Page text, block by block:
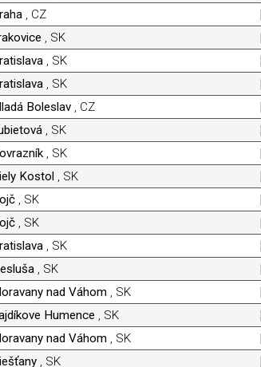
, CZ
, SK
, SK
, SK
Boleslav , CZ
, SK
, SK
Kostol , SK
, SK
, SK
, SK
, SK
nad Váhom , SK
Humence , SK
nad Váhom , SK
, SK